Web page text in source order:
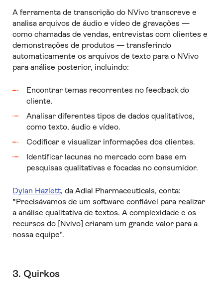
A ferramenta de transcrição do NVivo transcreve e
analisa arquivos de áudio e vídeo de gravações —
como chamadas de vendas, entrevistas com clientes e
demonstrações de produtos — transferindo
automaticamente os arquivos de texto para o NVivo
para análise posterior, incluindo:
Encontrar temas recorrentes no feedback do
cliente.
Analisar diferentes tipos de dados qualitativos,
como texto, áudio e vídeo.
Codificar e visualizar informações dos clientes.
Identificar lacunas no mercado com base em
pesquisas qualitativas e focadas no consumidor.
Dylan Hazlett, da Adial Pharmaceuticals, conta:
"Precisávamos de um software confiável para realizar
a análise qualitativa de textos. A complexidade e os
recursos do [Nvivo] criaram um grande valor para a
nossa equipe".
3. Quirkos